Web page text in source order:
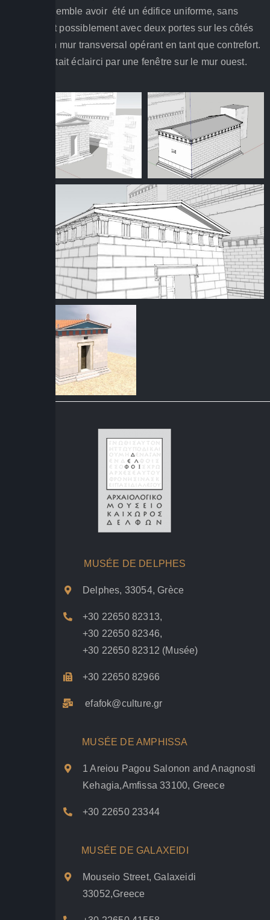
précise. Il semble avoir été un édifice uniforme, sans
colonnes et possiblement avec deux portes sur les côtés
étroits et un mur transversal opérant en tant que contrefort.
L’‘adyton’ était éclairci par une fenêtre sur le mur ouest.
MUSÉE DE DELPHES
Delphes, 33054, Grèce
+30 22650 82313,
+30 22650 82346,
+30 22650 82312 (Musée)
+30 22650 82966
efafok@culture.gr
MUSÉE DE AMPHISSA
1 Areiou Pagou Salonon and Anagnosti
Kehagia,Amfissa 33100, Greece
+30 22650 23344
MUSÉE DE GALAXEIDI
Mouseio Street, Galaxeidi
33052,Greece